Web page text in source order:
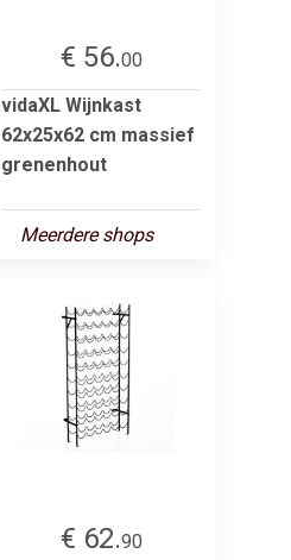
€ 56.00
vidaXL Wijnkast
62x25x62 cm massief
grenenhout
Meerdere shops
€ 62.90